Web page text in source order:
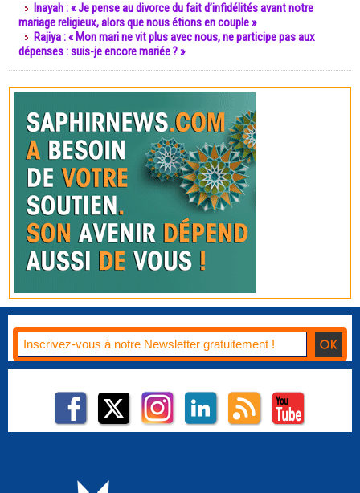
Inayah : « Je pense au divorce du fait d’infidélités avant notre
mariage religieux, alors que nous étions en couple »
Rajiya : « Mon mari ne vit plus avec nous, ne participe pas aux
dépenses : suis-je encore mariée ? »